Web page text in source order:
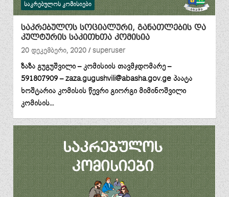
ᲡᲐᲙᲠᲔᲑᲣᲚᲝᲡ ᲙᲝᲛᲘᲡᲘᲔᲑᲘ
საკრებულოს სოციალური, განათლების და
კულტურის საკითხთა კომისია
20 დეკემბერი, 2020
superuser
ზაზა გუგუშვილი – კომისიის თავმჯდომარე –
591807909 – zaza.gugushvili@abasha.gov.ge პაატა
ხოშტარია კომისის წევრი გიორგი მიმინოშვილი
კომისის…